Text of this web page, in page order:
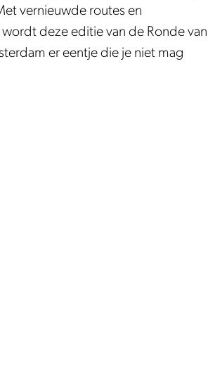
vernieuwde routes en
deze editie van de Ronde van
er eentje die je niet mag